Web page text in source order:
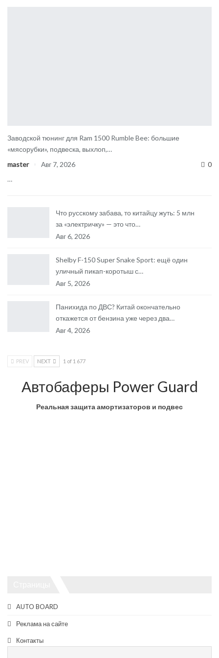
Заводской тюнинг для Ram 1500 Rumble Bee: большие
«мясорубки», подвеска, выхлоп,…
master
Авг 7, 2026
0
…
Что русскому забава, то китайцу жуть: 5 млн
за «электричку» — это что…
Авг 6, 2026
Shelby F-150 Super Snake Sport: ещё один
уличный пикап-коротыш с…
Авг 5, 2026
Панихида по ДВС? Китай окончательно
откажется от бензина уже через два…
Авг 4, 2026
PREV NEXT 1 of 1 677
Автобаферы Power Guard
Реальная защита амортизаторов и подвес
AUTO BOARD
Реклама на сайте
Контакты